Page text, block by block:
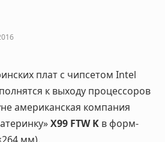
плат с чипсетом Intel
к выходу процессоров
американская компания
X99 FTW K в форм-